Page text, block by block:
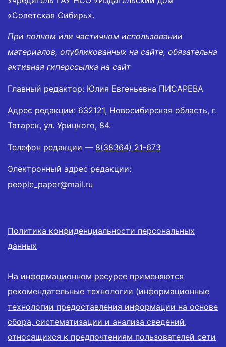
«Советская Сибирь».
При полном или частичном использовании
материалов, опубликованных на сайте, обязательна
активная гиперссылка на сайт
Главный редактор: Юлия Евгеньевна ПИСАРЕВА
Адрес редакции: 632121, Новосибирская область, г.
Татарск, ул. Урицкого, 84.
Телефон редакции — 8(38364) 21-673
Электронный адрес редакции:
people_paper@mail.ru
Политика конфиденциальности персональных
данных
На информационном ресурсе применяются
рекомендательные технологии (информационные
технологии предоставления информации на основе
сбора, систематизации и анализа сведений,
относящихся к предпочтениям пользователей сети